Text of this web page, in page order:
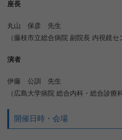
座長
丸山 保彦 先生
（藤枝市立総合病院 副院長 内視鏡セ
演者
伊藤 公訓 先生
（広島大学病院 総合内科・総合診療
開催日時・会場